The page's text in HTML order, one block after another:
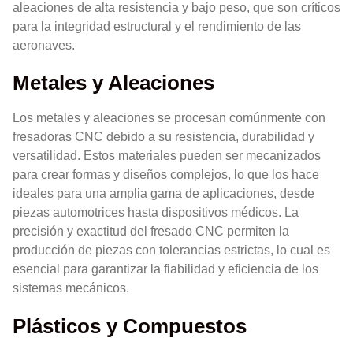
aleaciones de alta resistencia y bajo peso, que son críticos
para la integridad estructural y el rendimiento de las
aeronaves.
Metales y Aleaciones
Los metales y aleaciones se procesan comúnmente con
fresadoras CNC debido a su resistencia, durabilidad y
versatilidad. Estos materiales pueden ser mecanizados
para crear formas y diseños complejos, lo que los hace
ideales para una amplia gama de aplicaciones, desde
piezas automotrices hasta dispositivos médicos. La
precisión y exactitud del fresado CNC permiten la
producción de piezas con tolerancias estrictas, lo cual es
esencial para garantizar la fiabilidad y eficiencia de los
sistemas mecánicos.
Plásticos y Compuestos